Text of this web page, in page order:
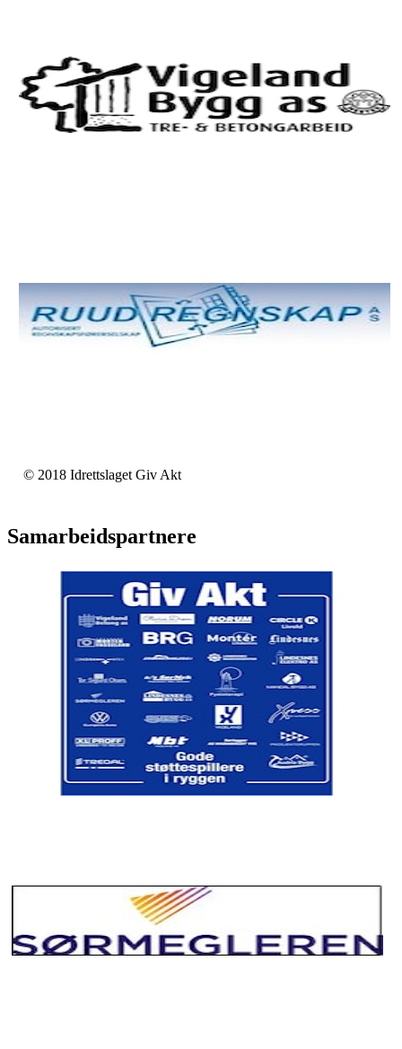
© 2018 Idrettslaget Giv Akt
Samarbeidspartnere